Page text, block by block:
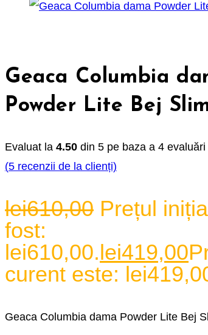
Geaca Columbia
Powder Lite Bej
Evaluat la 4.50 din 5 pe baza a 4
(5 recenzii de la clienți)
lei610,00 Prețul
fost:
lei610,00.lei419,00
curent este:
Geaca Columbia dama Powder Lite Bej